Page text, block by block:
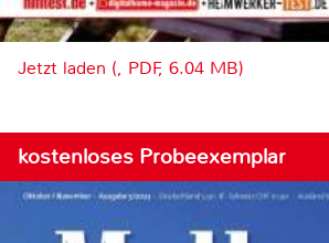
Jetzt laden (, PDF, 6.04 MB)
kostenloses Probeexemplar